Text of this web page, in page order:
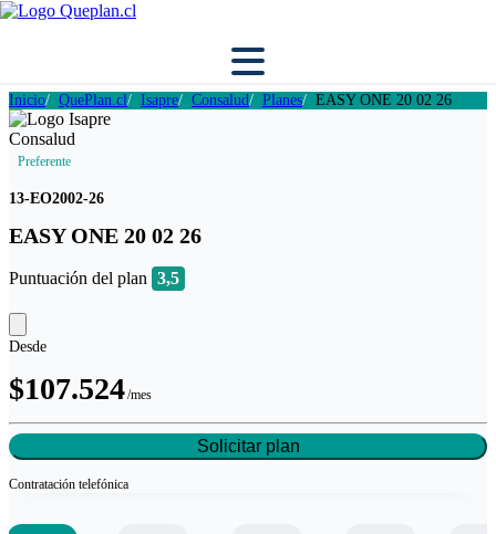
Inicio QuePlan.cl Isapre Consalud Planes EASY ONE 20 02 26
Preferente
13-EO2002-26
EASY ONE 20 02 26
Puntuación del plan 3,5
Desde
$107.524/mes
Solicitar plan
Contratación telefónica